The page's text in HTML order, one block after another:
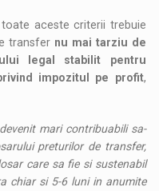
aceste criterii trebuie
transfer nu mai tarziu de
legal stabilit pentru
impozitul pe profit,
mari contribuabili sa-
preturilor de transfer,
care sa fie si sustenabil
chiar si 5-6 luni in anumite